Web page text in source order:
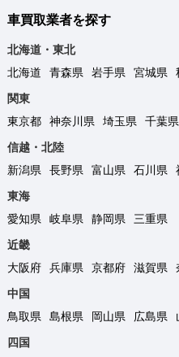
車買取業者を探す
北海道・東北
北海道
青森県 岩手県 宮城県
関東
東京都
神奈川県 埼玉県 千葉県
信越・北陸
新潟県
長野県 富山県 石川県
東海
愛知県
岐阜県 静岡県
三重県
近畿
大阪府
兵庫県 京都府 滋賀県
中国
鳥取県
島根県 岡山県 広島県
四国